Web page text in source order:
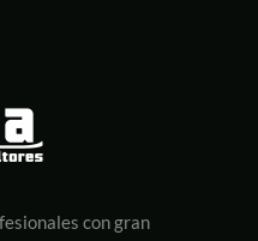
con gran